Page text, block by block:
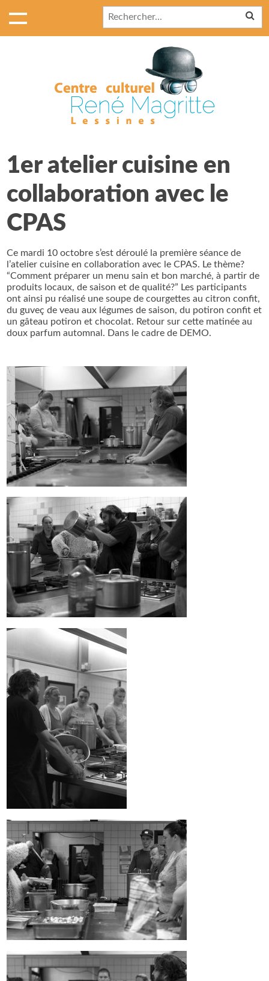
1er atelier cuisine en
collaboration avec le
CPAS
Ce mardi 10 octobre s’est déroulé la première séance de
l’atelier cuisine en collaboration avec le CPAS. Le thème?
“Comment préparer un menu sain et bon marché, à partir de
produits locaux, de saison et de qualité?” Les participants
ont ainsi pu réalisé une soupe de courgettes au citron confit,
du guveç de veau aux légumes de saison, du potiron confit et
un gâteau potiron et chocolat. Retour sur cette matinée au
doux parfum automnal. Dans le cadre de DEMO.